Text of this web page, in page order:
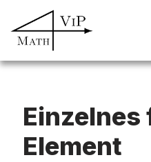
Zum
Inhalt
Element